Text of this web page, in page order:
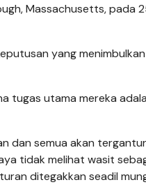
Massachusetts, pada
yang menimbulkan
tugas utama mereka
dan semua akan
tidak melihat wasit
ditegakkan seadil